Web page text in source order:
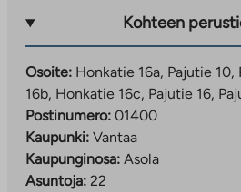
Kohteen
Osoite: Honkatie 16a, Pajutie
16b, Honkatie 16c, Pajutie 16,
Postinumero: 01400
Kaupunki: Vantaa
Kaupunginosa: Asola
Asuntoja: 22